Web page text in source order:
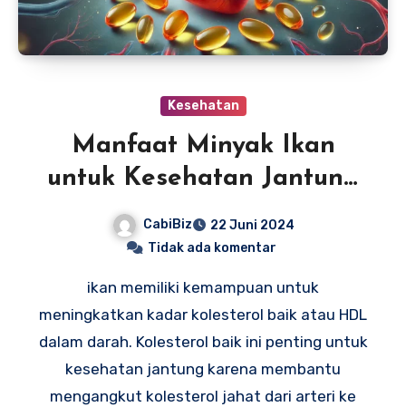
Kesehatan
Manfaat Minyak Ikan
untuk Kesehatan Jantung
CabiBiz
22 Juni 2024
Tidak ada komentar
ikan memiliki kemampuan untuk
meningkatkan kadar kolesterol baik atau HDL
dalam darah. Kolesterol baik ini penting untuk
kesehatan jantung karena membantu
mengangkut kolesterol jahat dari arteri ke